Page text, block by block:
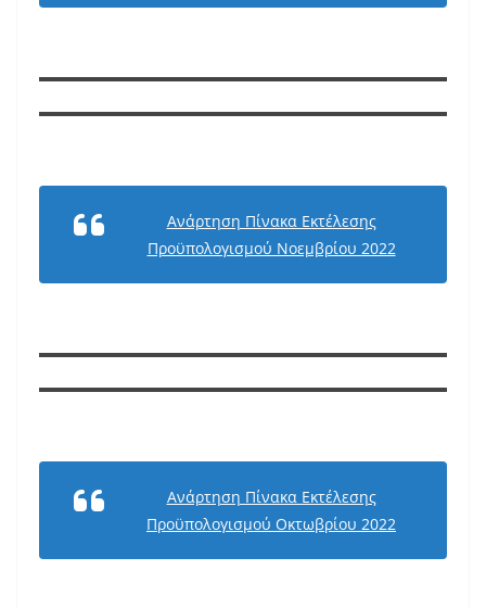
Ανάρτηση Πίνακα Εκτέλεσης
Προϋπολογισμού Νοεμβρίου 2022
Ανάρτηση Πίνακα Εκτέλεσης
Προϋπολογισμού Οκτωβρίου 2022